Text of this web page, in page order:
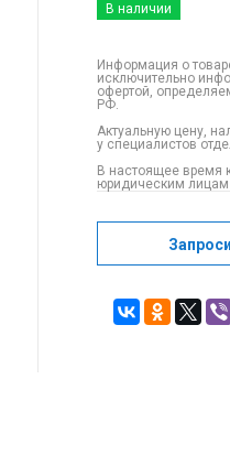
В наличии
Информация о
исключительно
офертой,
РФ.
Актуальную цену,
у специалистов
В настоящее время
юридическим лицам